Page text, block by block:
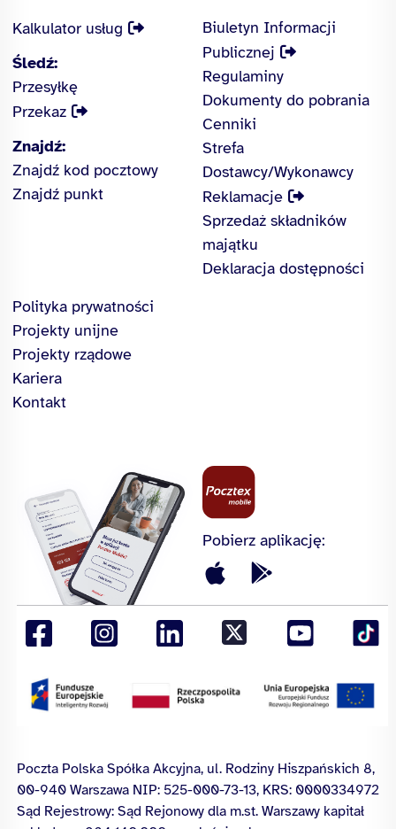
Kalkulator usług
Śledź:
Przesyłkę
Przekaz
Znajdź:
Znajdź kod pocztowy
Znajdź punkt
Biuletyn Informacji
Publicznej
Regulaminy
Dokumenty do pobrania
Cenniki
Strefa
Dostawcy/Wykonawcy
Reklamacje
Sprzedaż składników
majątku
Deklaracja dostępności
Polityka prywatności
Projekty unijne
Projekty rządowe
Kariera
Kontakt
Pobierz aplikację:
Poczta Polska Spółka Akcyjna, ul. Rodziny Hiszpańskich 8,
00-940 Warszawa NIP: 525-000-73-13, KRS: 0000334972
Sąd Rejestrowy: Sąd Rejonowy dla m.st. Warszawy kapitał